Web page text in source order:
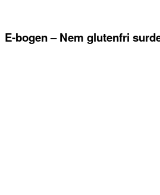
E-bogen – Nem glutenfri